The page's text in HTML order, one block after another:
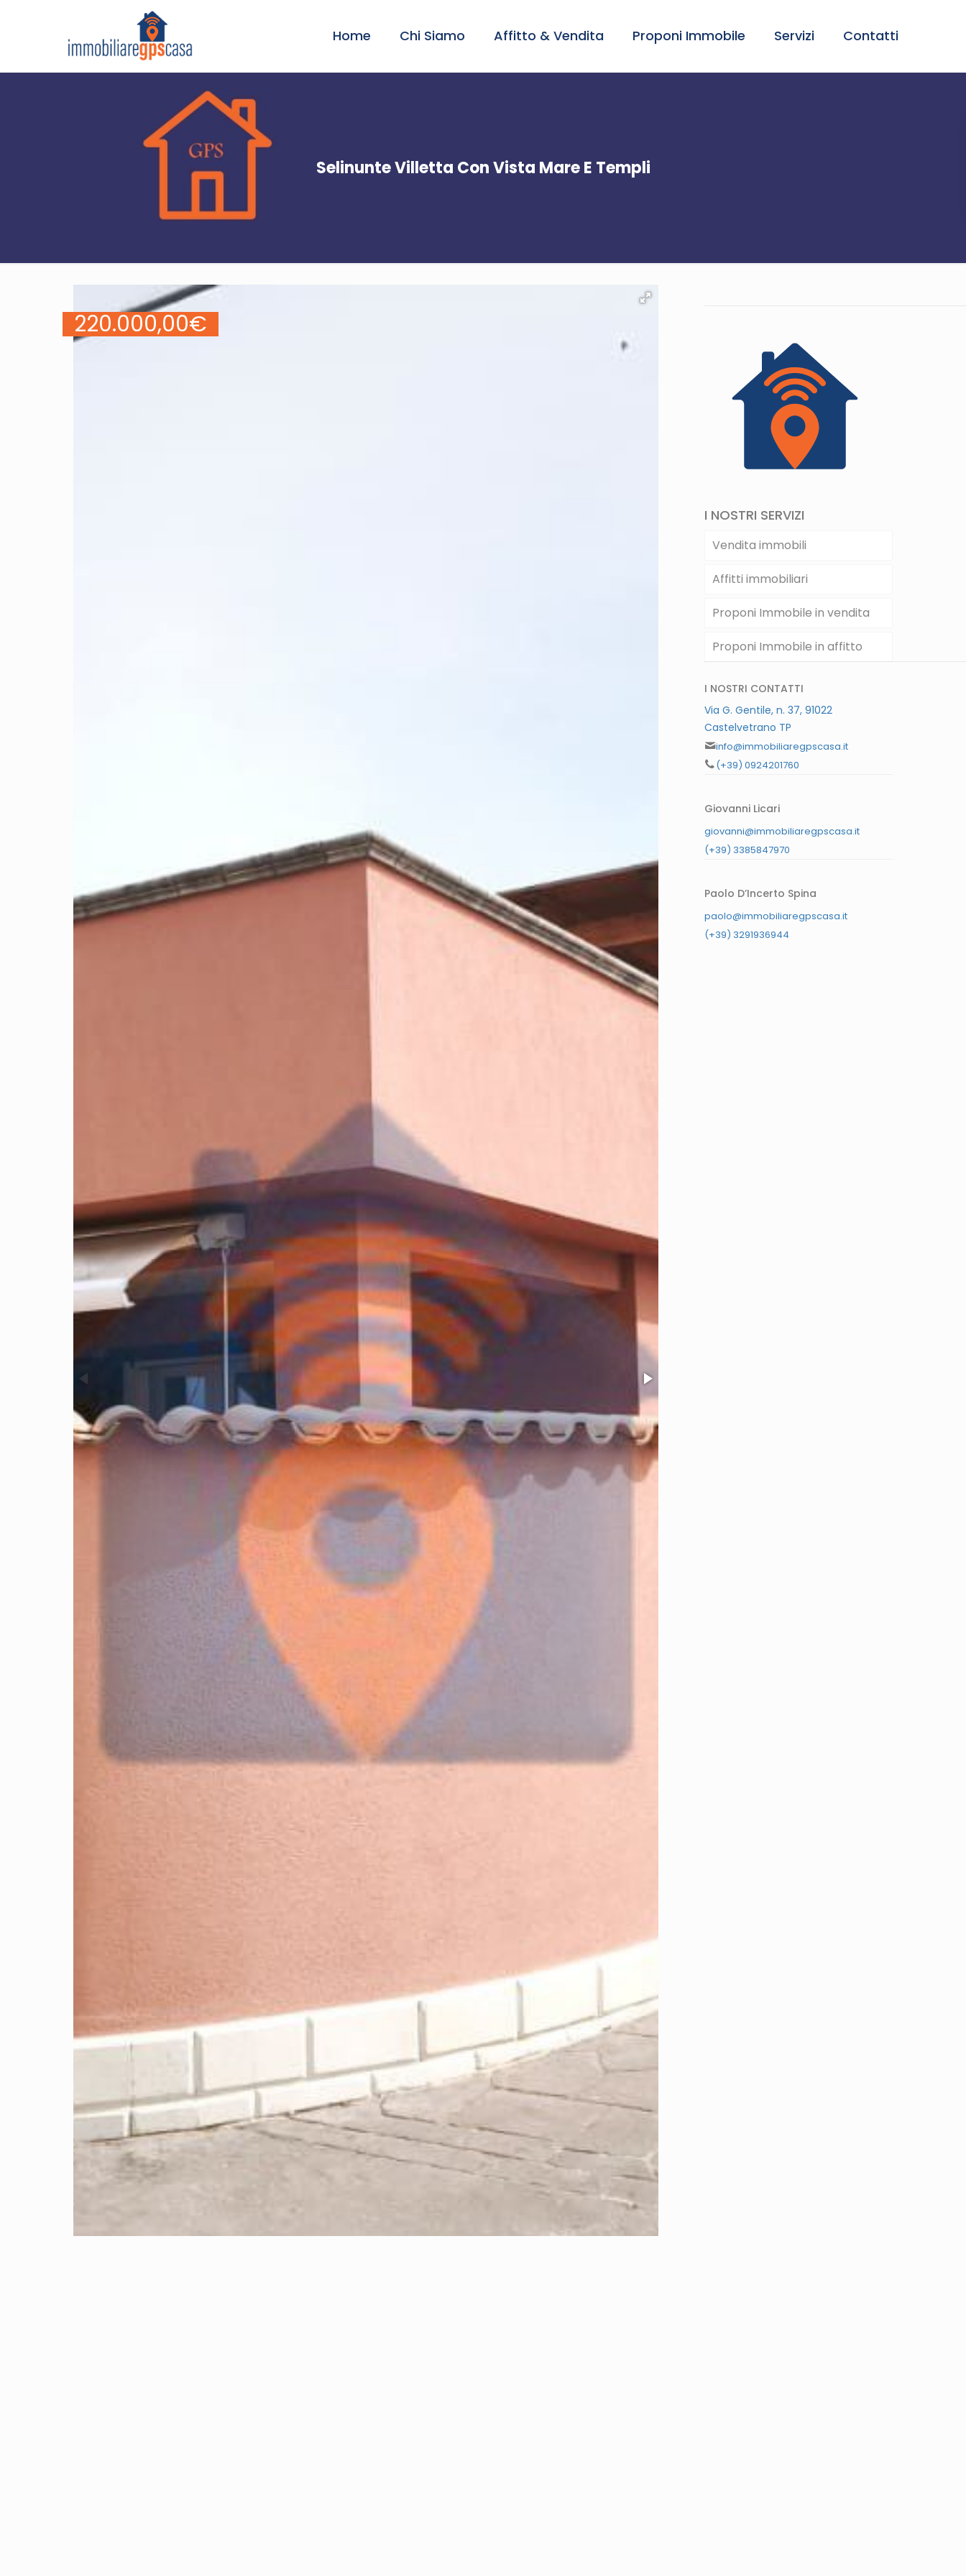
Home Chi Siamo Affitto & Vendita Proponi Immobile Servizi Contatti
Selinunte Villetta Con Vista Mare E Templi
220.000,00€
I NOSTRI SERVIZI
Vendita immobili
Affitti immobiliari
Proponi Immobile in vendita
Proponi Immobile in affitto
I NOSTRI CONTATTI
Via G. Gentile, n. 37, 91022
Castelvetrano TP
info@immobiliaregpscasa.it
(+39) 0924201760
Giovanni Licari
giovanni@immobiliaregpscasa.it
(+39) 3385847970
Paolo D’Incerto Spina
paolo@immobiliaregpscasa.it
(+39) 3291936944